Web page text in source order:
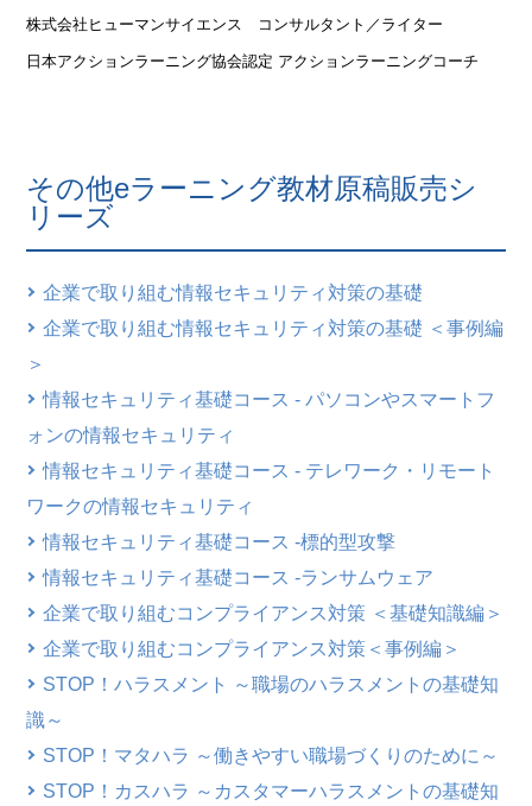
株式会社ヒューマンサイエンス コンサルタント／ライター
日本アクションラーニング協会認定 アクションラーニングコーチ
その他eラーニング教材原稿販売シ
リーズ
企業で取り組む情報セキュリティ対策の基礎
企業で取り組む情報セキュリティ対策の基礎 ＜事例編
＞
情報セキュリティ基礎コース - パソコンやスマートフ
ォンの情報セキュリティ
情報セキュリティ基礎コース - テレワーク・リモート
ワークの情報セキュリティ
情報セキュリティ基礎コース -標的型攻撃
情報セキュリティ基礎コース -ランサムウェア
企業で取り組むコンプライアンス対策 ＜基礎知識編＞
企業で取り組むコンプライアンス対策＜事例編＞
STOP！ハラスメント ～職場のハラスメントの基礎知
識～
STOP！マタハラ ～働きやすい職場づくりのために～
STOP！カスハラ ～カスタマーハラスメントの基礎知